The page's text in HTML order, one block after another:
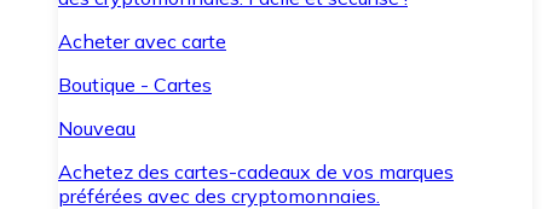
Acheter avec carte
Boutique - Cartes
Nouveau
Achetez des cartes-cadeaux de vos marques
préférées avec des cryptomonnaies.